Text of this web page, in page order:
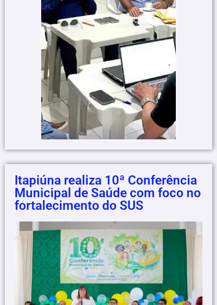
Itapiúna realiza 10ª Conferência
Municipal de Saúde com foco no
fortalecimento do SUS